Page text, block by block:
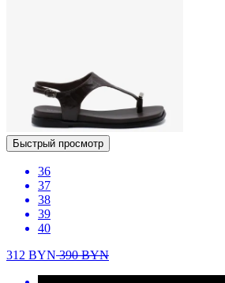
Быстрый просмотр
36
37
38
39
40
312 BYN390BYN